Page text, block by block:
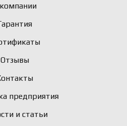
Отзывы
предприятия
и статьи